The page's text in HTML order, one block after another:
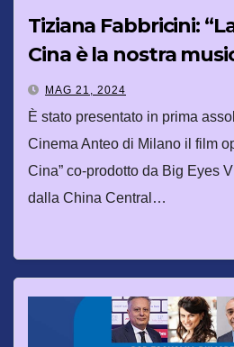
Tiziana Fabbricini:
Cina è la nostra
attraverso i popoli”
MAG 21, 2024
È stato presentato in prima
Cinema Anteo di Milano il film
Cina” co-prodotto da Big Eyes
dalla China Central…